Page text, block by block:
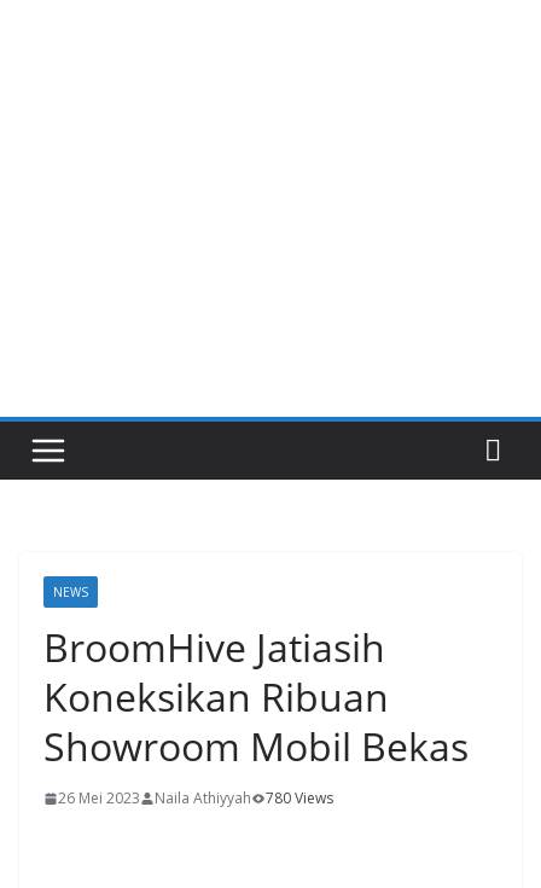
NEWS
BroomHive Jatiasih
Koneksikan Ribuan
Showroom Mobil Bekas
26 Mei 2023 Naila Athiyyah 780 Views